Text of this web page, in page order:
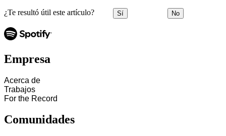
¿Te resultó útil este artículo? Sí No
Empresa
Acerca de
Trabajos
For the Record
Comunidades